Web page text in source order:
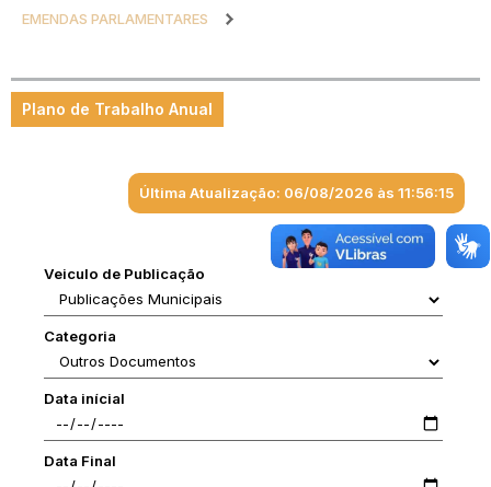
EMENDAS PARLAMENTARES
Plano de Trabalho Anual
Última Atualização: 06/08/2026 às 11:56:15
Veiculo de Publicação
Categoria
Data inícial
Data Final